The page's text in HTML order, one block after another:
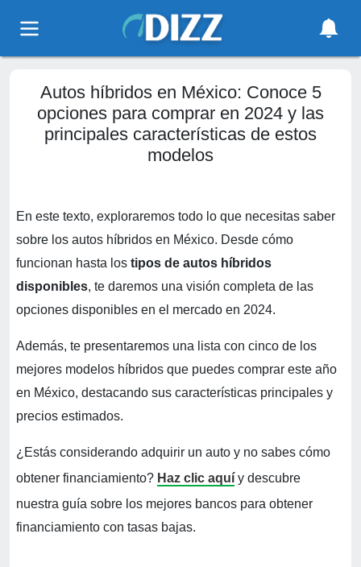
Autos híbridos en México: Conoce 5
opciones para comprar en 2024 y las
principales características de estos
modelos
En este texto, exploraremos todo lo que necesitas saber
sobre los autos híbridos en México. Desde cómo
funcionan hasta los tipos de autos híbridos
disponibles, te daremos una visión completa de las
opciones disponibles en el mercado en 2024.
Además, te presentaremos una lista con cinco de los
mejores modelos híbridos que puedes comprar este año
en México, destacando sus características principales y
precios estimados.
¿Estás considerando adquirir un auto y no sabes cómo
obtener financiamiento? Haz clic aquí y descubre
nuestra guía sobre los mejores bancos para obtener
financiamiento con tasas bajas.